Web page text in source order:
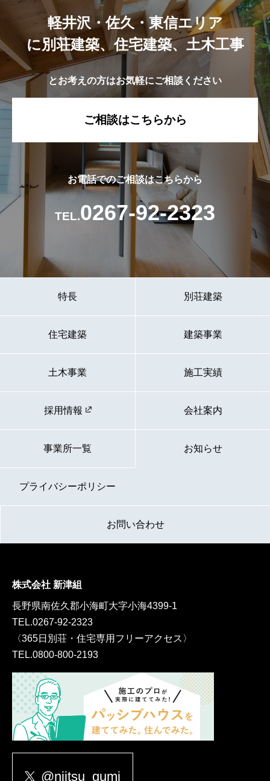
軽井沢・佐久・東信エリア
に別荘建築、住宅建築、土木工事
とお考えの方はお気軽にご相談ください
ご相談はこちらから
お電話でのご相談はこちらから
TEL.0267-92-2323
特長 別荘建築
住宅建築 建築事業
土木事業 施工実績
採用情報 会社案内
事業所一覧 お知らせ
プライバシーポリシー
お問い合わせ
株式会社 新津組
長野県南佐久郡小海町大字小海4399-1
TEL.0267-92-2323
〈365日別荘・住宅専用フリーアクセス〉
TEL.0800-800-2193
@niitsu_gumi